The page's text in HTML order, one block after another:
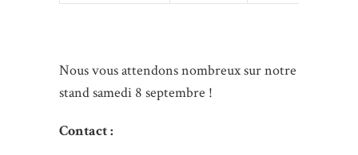
Nous vous attendons nombreux sur notre
stand samedi 8 septembre !
Contact :